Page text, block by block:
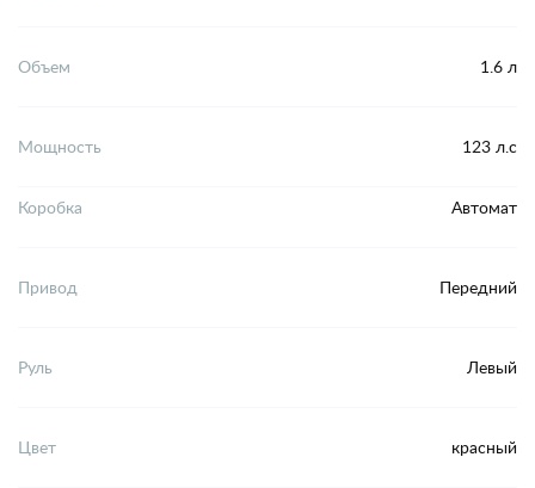
Объем 1.6 л
Мощность 123 л.с
Коробка Автомат
Привод Передний
Руль Левый
Цвет красный